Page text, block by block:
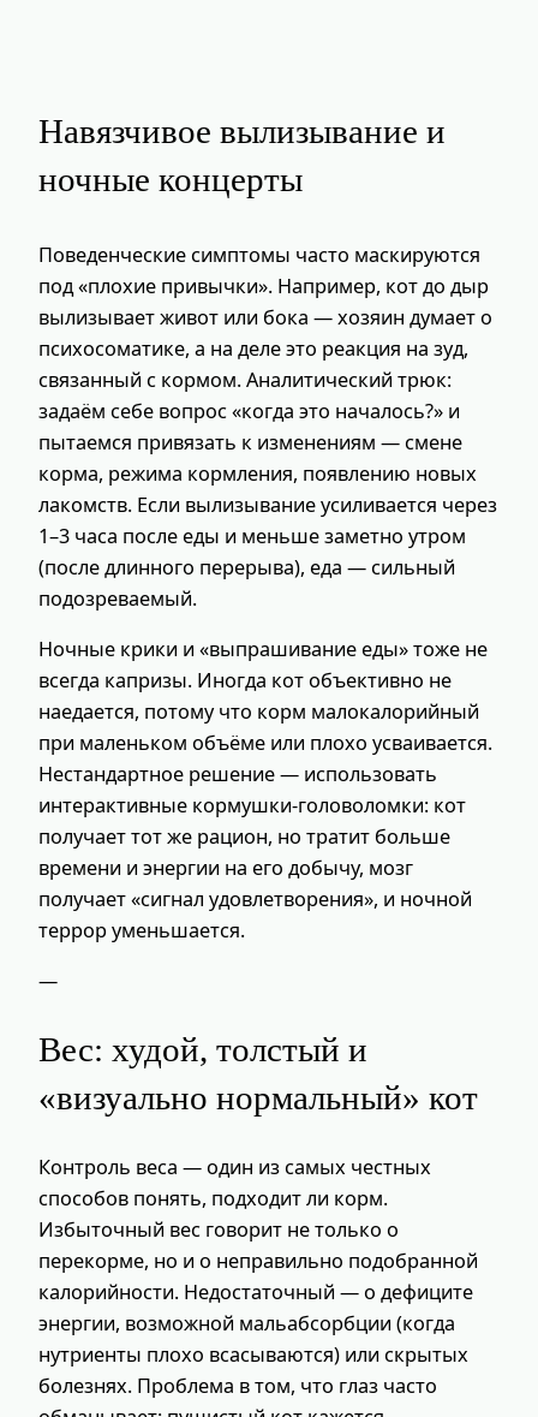
Навязчивое вылизывание и
ночные концерты
Поведенческие симптомы часто маскируются
под «плохие привычки». Например, кот до дыр
вылизывает живот или бока — хозяин думает о
психосоматике, а на деле это реакция на зуд,
связанный с кормом. Аналитический трюк:
задаём себе вопрос «когда это началось?» и
пытаемся привязать к изменениям — смене
корма, режима кормления, появлению новых
лакомств. Если вылизывание усиливается через
1–3 часа после еды и меньше заметно утром
(после длинного перерыва), еда — сильный
подозреваемый.
Ночные крики и «выпрашивание еды» тоже не
всегда капризы. Иногда кот объективно не
наедается, потому что корм малокалорийный
при маленьком объёме или плохо усваивается.
Нестандартное решение — использовать
интерактивные кормушки-головоломки: кот
получает тот же рацион, но тратит больше
времени и энергии на его добычу, мозг
получает «сигнал удовлетворения», и ночной
террор уменьшается.
—
Вес: худой, толстый и
«визуально нормальный» кот
Контроль веса — один из самых честных
способов понять, подходит ли корм.
Избыточный вес говорит не только о
перекорме, но и о неправильно подобранной
калорийности. Недостаточный — о дефиците
энергии, возможной мальабсорбции (когда
нутриенты плохо всасываются) или скрытых
болезнях. Проблема в том, что глаз часто